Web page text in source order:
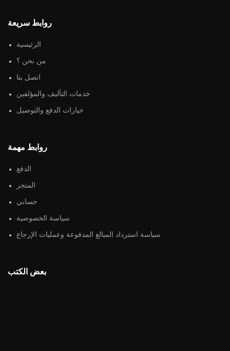
روابط سريعة
الرئيسية
من نحن ؟
اتصل بنا
خدمات التأليف والمؤلفين
خيارات الدفع والتوصيل
روابط مهمة
الدفع
المتجر
حسابي
سياسة الخصوصية
سياسة استرداد المبالغ المدفوعة وعمليات الإرجاع
بعض الكتب